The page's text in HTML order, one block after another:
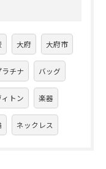
大府 大府市
ラチナ バッグ
トン 楽器
ネックレス